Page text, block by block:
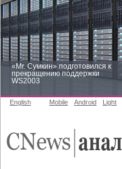
«Mr. Сумкин» подготовился к
прекращению поддержки
WS2003
English Mobile Android Light